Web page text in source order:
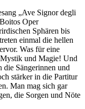
„Ave Signor degli
Oper
Sphären bis
einmal die hellen
Was für eine
und Magie! Und
Sängerinnen und
stärker in die Partitur
Man mag sich gar
die Sorgen und Nöte